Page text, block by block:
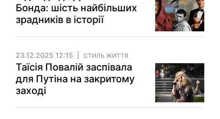
Бонда: шість найбільших
зрадників в історії
23.12.2025 12:15 СТИЛЬ ЖИТТЯ
Таїсія Повалій заспівала
для Путіна на закритому
заході